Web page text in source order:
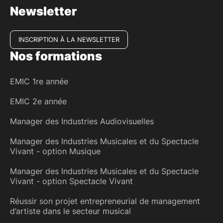
Newsletter
INSCRIPTION À LA NEWSLETTER
Nos formations
EMIC 1re année
EMIC 2e année
Manager des Industries Audiovisuelles
Manager des Industries Musicales et du Spectacle
Vivant - option Musique
Manager des Industries Musicales et du Spectacle
Vivant - option Spectacle Vivant
Réussir son projet entrepreneurial de management
d’artiste dans le secteur musical